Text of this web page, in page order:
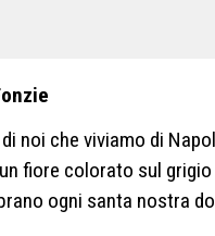
noi che viviamo di
fiore colorato sul
ogni santa nostra